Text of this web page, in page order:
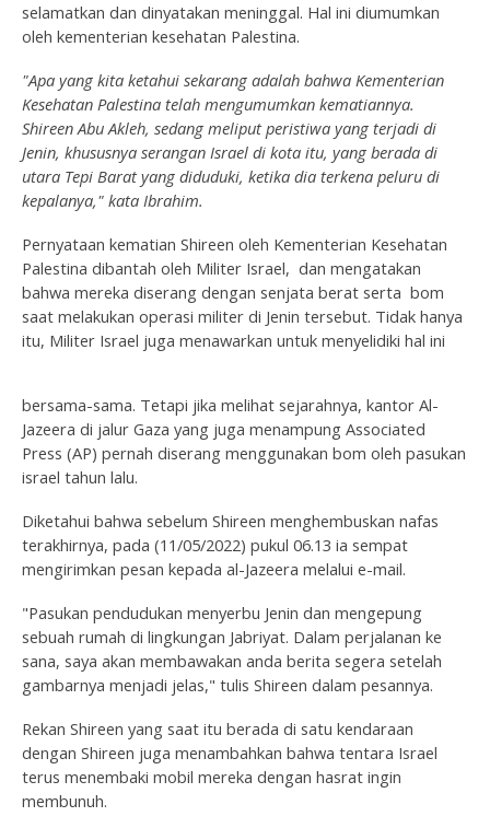
selamatkan dan dinyatakan meninggal. Hal ini diumumkan
oleh kementerian kesehatan Palestina.
"Apa yang kita ketahui sekarang adalah bahwa Kementerian
Kesehatan Palestina telah mengumumkan kematiannya.
Shireen Abu Akleh, sedang meliput peristiwa yang terjadi di
Jenin, khususnya serangan Israel di kota itu, yang berada di
utara Tepi Barat yang diduduki, ketika dia terkena peluru di
kepalanya," kata Ibrahim.
Pernyataan kematian Shireen oleh Kementerian Kesehatan
Palestina dibantah oleh Militer Israel, dan mengatakan
bahwa mereka diserang dengan senjata berat serta bom
saat melakukan operasi militer di Jenin tersebut. Tidak hanya
itu, Militer Israel juga menawarkan untuk menyelidiki hal ini
bersama-sama. Tetapi jika melihat sejarahnya, kantor Al-
Jazeera di jalur Gaza yang juga menampung Associated
Press (AP) pernah diserang menggunakan bom oleh pasukan
israel tahun lalu.
Diketahui bahwa sebelum Shireen menghembuskan nafas
terakhirnya, pada (11/05/2022) pukul 06.13 ia sempat
mengirimkan pesan kepada al-Jazeera melalui e-mail.
"Pasukan pendudukan menyerbu Jenin dan mengepung
sebuah rumah di lingkungan Jabriyat. Dalam perjalanan ke
sana, saya akan membawakan anda berita segera setelah
gambarnya menjadi jelas," tulis Shireen dalam pesannya.
Rekan Shireen yang saat itu berada di satu kendaraan
dengan Shireen juga menambahkan bahwa tentara Israel
terus menembaki mobil mereka dengan hasrat ingin
membunuh.